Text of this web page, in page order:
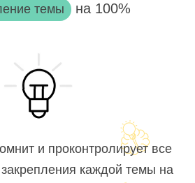
темы на 100%
и проконтролирует все
каждой темы на